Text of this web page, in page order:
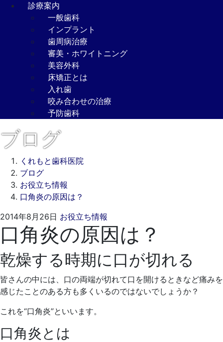
診療案内
一般歯科
インプラント
歯周病治療
審美・ホワイトニング
美容外科
床矯正とは
入れ歯
咬み合わせの治療
予防歯科
ブログ
くれもと歯科医院
ブログ
お役立ち情報
口角炎の原因は？
2014年8月26日 お役立ち情報
年
4
月
20
日
れ
も
と
歯
科
医
口角炎の原因は？
乾燥する時期に口が切れる
皆さんの中には、口の両端が切れて口を開けるときなど痛みを
感じたことのある方も多くいるのではないでしょうか？
これを“口角炎”といいます。
口角炎とは